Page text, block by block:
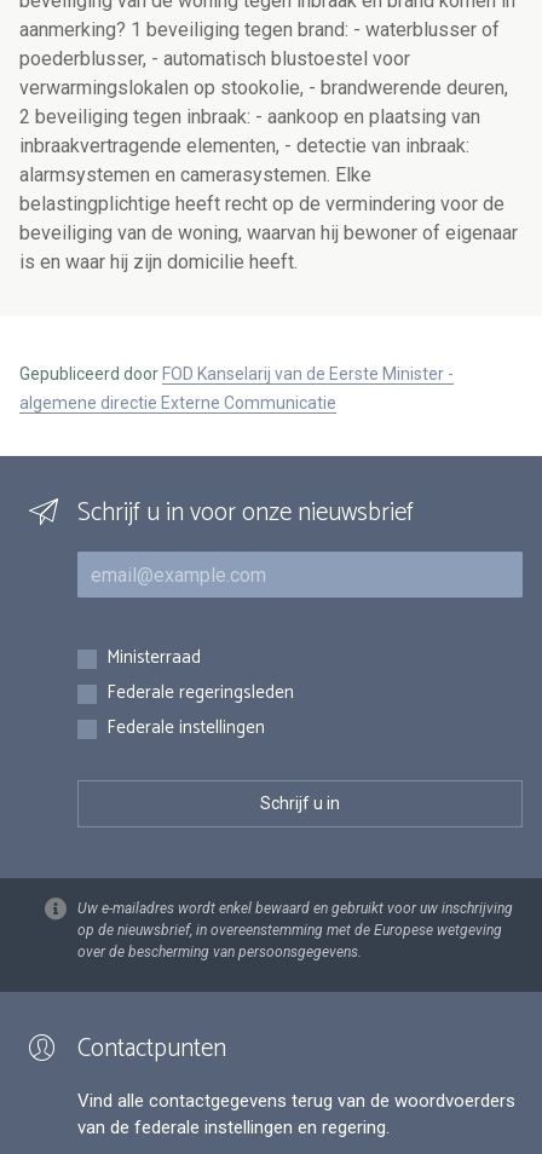
aanmerking? 1 beveiliging tegen brand: - waterblusser of
poederblusser, - automatisch blustoestel voor
verwarmingslokalen op stookolie, - brandwerende deuren,
2 beveiliging tegen inbraak: - aankoop en plaatsing van
inbraakvertragende elementen, - detectie van inbraak:
alarmsystemen en camerasystemen. Elke
belastingplichtige heeft recht op de vermindering voor de
beveiliging van de woning, waarvan hij bewoner of eigenaar
is en waar hij zijn domicilie heeft.
Gepubliceerd door FOD Kanselarij van de Eerste Minister -
algemene directie Externe Communicatie
Schrijf u in voor onze nieuwsbrief
E-mail
Inschrijvingen
Ministerraad
Federale regeringsleden
Federale instellingen
Uw e-mailadres wordt enkel bewaard en gebruikt voor uw inschrijving
op de nieuwsbrief, in overeenstemming met de Europese wetgeving
over de bescherming van persoonsgegevens.
Contactpunten
Vind alle contactgegevens terug van de woordvoerders
van de federale instellingen en regering.